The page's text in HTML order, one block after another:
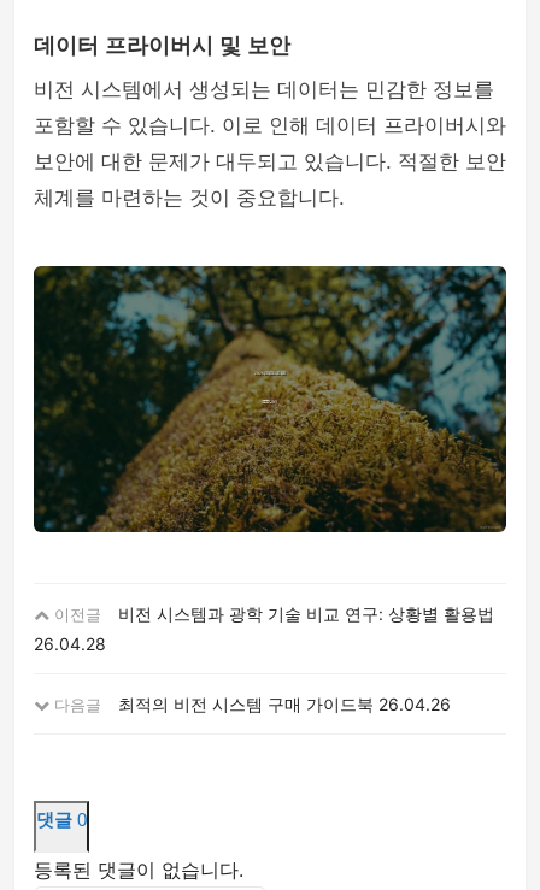
데이터 프라이버시 및 보안
비전 시스템에서 생성되는 데이터는 민감한 정보를
포함할 수 있습니다. 이로 인해 데이터 프라이버시와
보안에 대한 문제가 대두되고 있습니다. 적절한 보안
체계를 마련하는 것이 중요합니다.
이전글
비전 시스템과 광학 기술 비교 연구: 상황별 활용법
26.04.28
다음글 최적의 비전 시스템 구매 가이드북 26.04.26
댓글 0
등록된 댓글이 없습니다.